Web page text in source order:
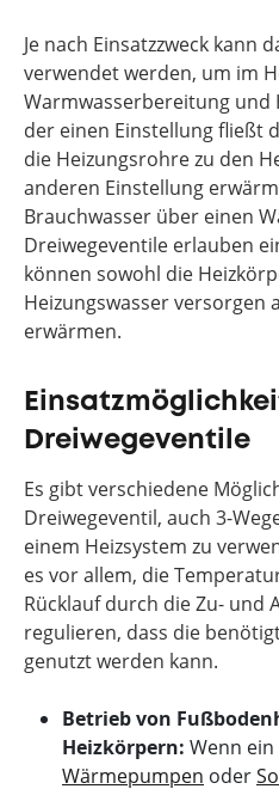
Je nach Einsatzzweck kann
verwendet werden, um im
Warmwasserbereitung und
der einen Einstellung fließt
die Heizungsrohre zu den
anderen Einstellung
Brauchwasser über einen
Dreiwegeventile erlauben
können sowohl die
Heizungswasser versorgen
erwärmen.
Dreiwegeventile
Es gibt verschiedene
Dreiwegeventil, auch 3-
einem Heizsystem zu
es vor allem, die
Rücklauf durch die Zu- und
regulieren, dass die
genutzt werden kann.
Betrieb von
Heizkörpern: Wenn ein
Wärmepumpen oder